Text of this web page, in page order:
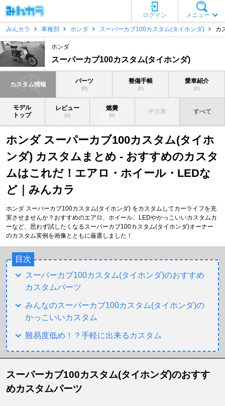
メニュー
ログイン
みんカラ
車種別 ホンダ スーパーカブ100カスタム(タイホンダ) カ
ホンダ
スーパーカブ100カスタム(タイホンダ)
カスタム情報 パーツ
(0)
整備手帳
(0)
愛車紹介
(0)
モデル
トップ
レビュー
(0)
燃費
(0)
中古車 すべて
ホンダ スーパーカブ100カスタム(タイホ
ンダ) カスタムまとめ - おすすめのカスタ
ムはこれだ！エアロ・ホイール・LEDな
ど｜みんカラ
ホンダ スーパーカブ100カスタム(タイホンダ) をカスタムしてカーライフを充
実させませんか？おすすめのエアロ、ホイール、LEDやかっこいいカスタムカ
ーなど、思わず試したくなるスーパーカブ100カスタム(タイホンダ)オーナー
のカスタム実例を画像とともに厳選しました！
目次
スーパーカブ100カスタム(タイホンダ)のおすすめ
カスタムパーツ
みんなのスーパーカブ100カスタム(タイホンダ)の
かっこいいカスタム
難易度低め！？手軽に出来るカスタム
スーパーカブ100カスタム(タイホンダ)のおすす
めカスタムパーツ